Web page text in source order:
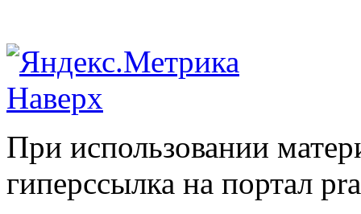
Наверх
При использовании
гиперссылка на портал